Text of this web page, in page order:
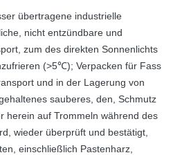
übertragene industrielle
nicht entzündbare und
zum des direkten Sonnenlichts
(>5℃); Verpacken für Fass
und in der Lagerung von
sauberes, den, Schmutz
herein auf Trommeln während des
wieder überprüft und bestätigt,
einschließlich Pastenharz,